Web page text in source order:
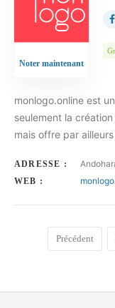
Noter maintenant
monlogo.online est
seulement la
mais offre par
ADRESSE :
WEB :
Précédent